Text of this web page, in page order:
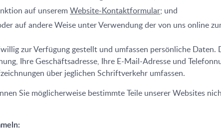
auf unserem Website-Kontaktformular; und
auf andere Weise unter Verwendung der von uns online
zur Verfügung gestellt und umfassen persönliche Daten.
Ihre Geschäftsadresse, Ihre E-Mail-Adresse und
über jeglichen Schriftverkehr umfassen.
Sie möglicherweise bestimmte Teile unserer Websites